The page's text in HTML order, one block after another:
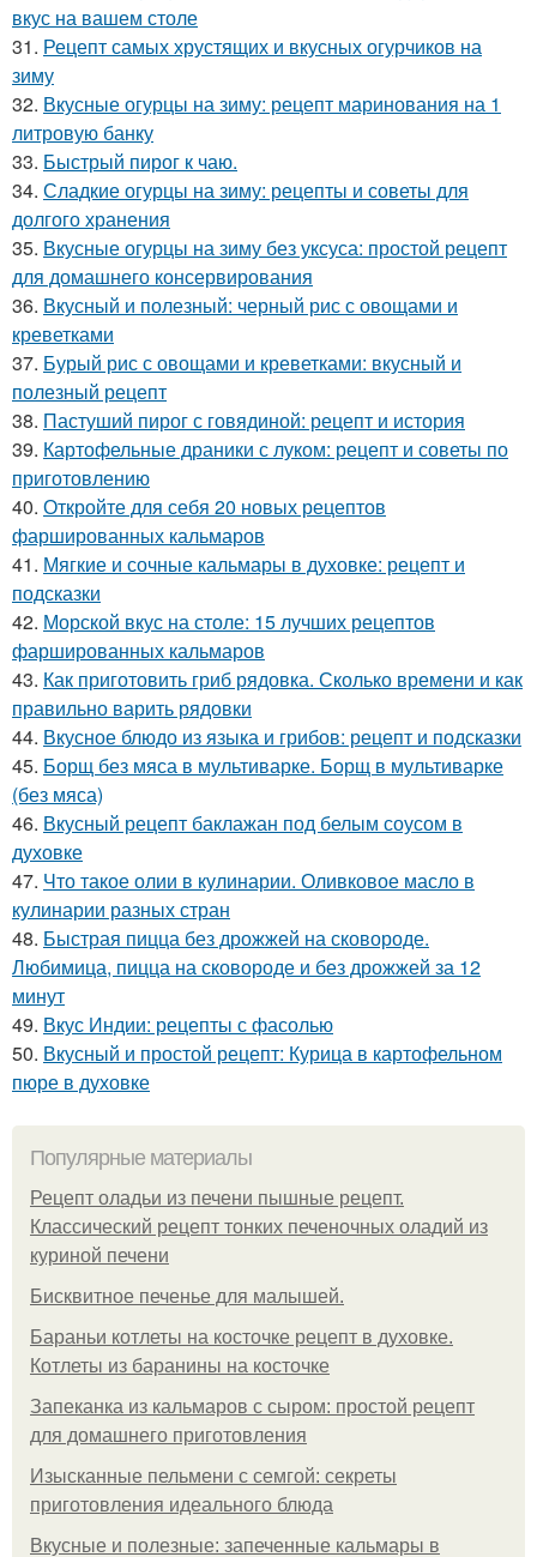
вкус на вашем столе
31. Рецепт самых хрустящих и вкусных огурчиков на
зиму
32. Вкусные огурцы на зиму: рецепт маринования на 1
литровую банку
33. Быстрый пирог к чаю.
34. Сладкие огурцы на зиму: рецепты и советы для
долгого хранения
35. Вкусные огурцы на зиму без уксуса: простой рецепт
для домашнего консервирования
36. Вкусный и полезный: черный рис с овощами и
креветками
37. Бурый рис с овощами и креветками: вкусный и
полезный рецепт
38. Пастуший пирог с говядиной: рецепт и история
39. Картофельные драники с луком: рецепт и советы по
приготовлению
40. Откройте для себя 20 новых рецептов
фаршированных кальмаров
41. Мягкие и сочные кальмары в духовке: рецепт и
подсказки
42. Морской вкус на столе: 15 лучших рецептов
фаршированных кальмаров
43. Как приготовить гриб рядовка. Сколько времени и как
правильно варить рядовки
44. Вкусное блюдо из языка и грибов: рецепт и подсказки
45. Борщ без мяса в мультиварке. Борщ в мультиварке
(без мяса)
46. Вкусный рецепт баклажан под белым соусом в
духовке
47. Что такое олии в кулинарии. Оливковое масло в
кулинарии разных стран
48. Быстрая пицца без дрожжей на сковороде.
Любимица, пицца на сковороде и без дрожжей за 12
минут
49. Вкус Индии: рецепты с фасолью
50. Вкусный и простой рецепт: Курица в картофельном
пюре в духовке
Популярные материалы
Рецепт оладьи из печени пышные рецепт.
Классический рецепт тонких печеночных оладий из
куриной печени
Бисквитное печенье для малышей.
Бараньи котлеты на косточке рецепт в духовке.
Котлеты из баранины на косточке
Запеканка из кальмаров с сыром: простой рецепт
для домашнего приготовления
Изысканные пельмени с семгой: секреты
приготовления идеального блюда
Вкусные и полезные: запеченные кальмары в